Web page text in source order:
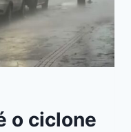
o ciclone